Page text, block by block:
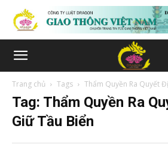
Trang chủ Tags Thẩm Quyền Ra Quyết
Tag: Thẩm Quyền Ra
Giữ Tầu Biển